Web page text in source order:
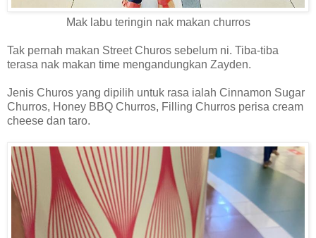
Mak labu teringin nak makan churros
Tak pernah makan Street Churos sebelum ni. Tiba-tiba
terasa nak makan time mengandungkan Zayden.
Jenis Churos yang dipilih untuk rasa ialah Cinnamon Sugar
Churros, Honey BBQ Churros, Filling Churros perisa cream
cheese dan taro.